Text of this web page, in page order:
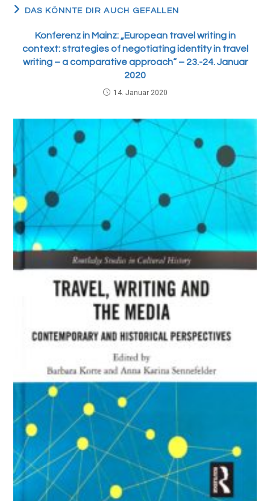
DAS KÖNNTE DIR AUCH GEFALLEN
Konferenz in Mainz: „European travel writing in
context: strategies of negotiating identity in travel
writing – a comparative approach“ – 23.-24. Januar
2020
14. Januar 2020